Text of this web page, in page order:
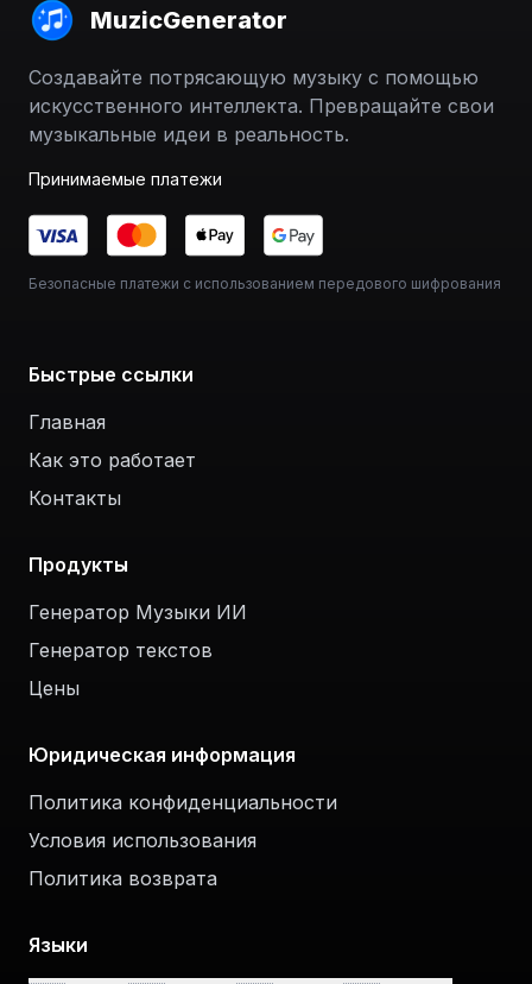
MuzicGenerator
Создавайте потрясающую музыку с помощью
искусственного интеллекта. Превращайте свои
музыкальные идеи в реальность.
Принимаемые платежи
Безопасные платежи с использованием передового шифрования
Быстрые ссылки
Главная
Как это работает
Контакты
Продукты
Генератор Музыки ИИ
Генератор текстов
Цены
Юридическая информация
Политика конфиденциальности
Условия использования
Политика возврата
Языки